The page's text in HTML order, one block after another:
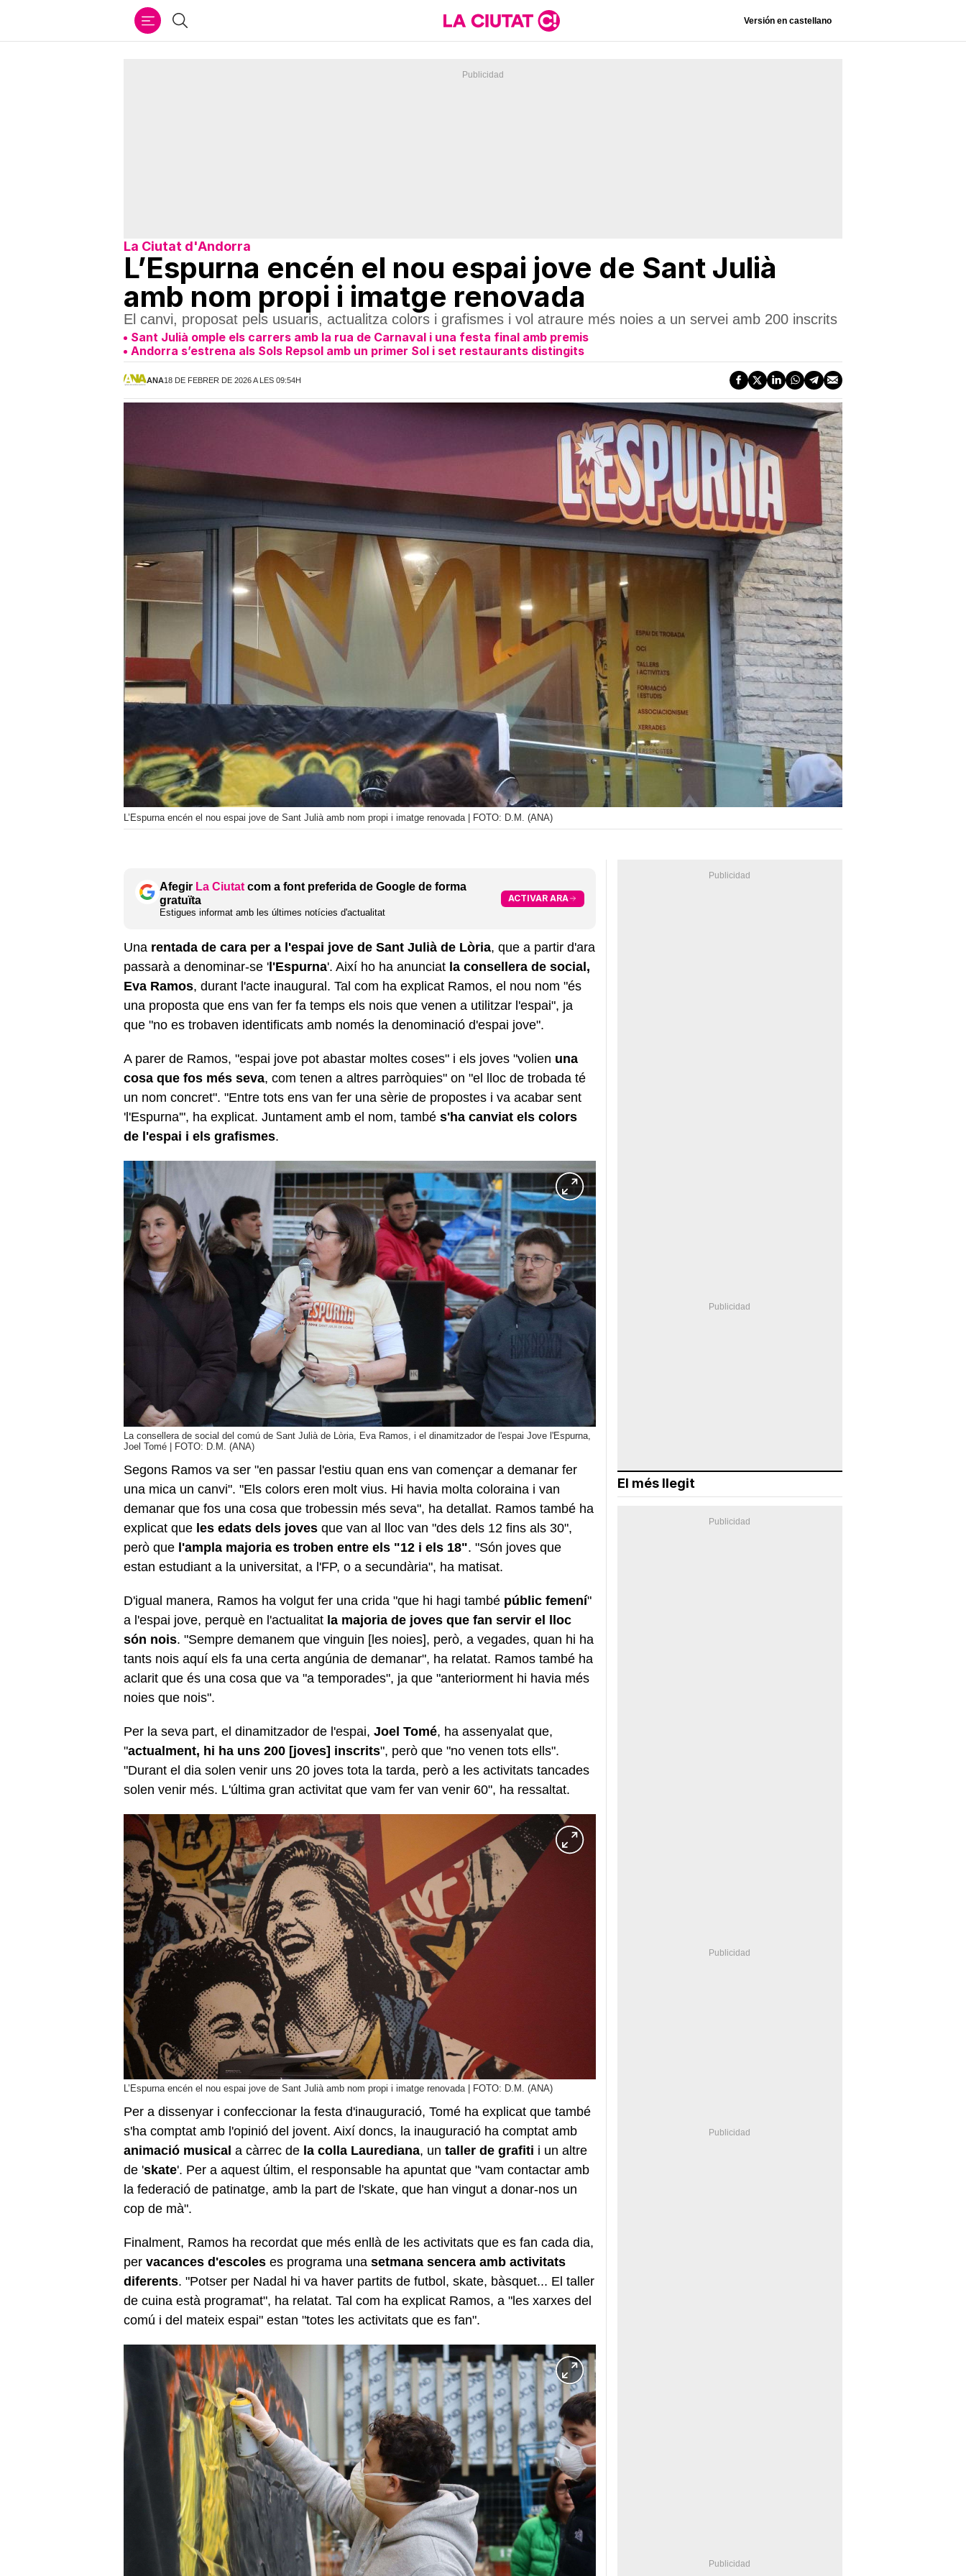
Cercar Versión en castellano
La Ciutat d'Andorra
L’Espurna encén el nou espai jove de Sant Julià
amb nom propi i imatge renovada
El canvi, proposat pels usuaris, actualitza colors i grafismes i vol atraure més noies a un servei amb 200 inscrits
Sant Julià omple els carrers amb la rua de Carnaval i una festa final amb premis
Andorra s’estrena als Sols Repsol amb un primer Sol i set restaurants distingits
ANA18 DE FEBRER DE 2026 A LES 09:54H
L’Espurna encén el nou espai jove de Sant Julià amb nom propi i imatge renovada | FOTO: D.M. (ANA)
Afegir La Ciutat com a font preferida de Google de forma
gratuïta
Estigues informat amb les últimes notícies d'actualitat
ACTIVAR ARA
Una rentada de cara per a l'espai jove de Sant Julià de Lòria, que a partir d'ara
passarà a denominar-se 'l'Espurna'. Així ho ha anunciat la consellera de social,
Eva Ramos, durant l'acte inaugural. Tal com ha explicat Ramos, el nou nom "és
una proposta que ens van fer fa temps els nois que venen a utilitzar l'espai", ja
que "no es trobaven identificats amb només la denominació d'espai jove".
A parer de Ramos, "espai jove pot abastar moltes coses" i els joves "volien una
cosa que fos més seva, com tenen a altres parròquies" on "el lloc de trobada té
un nom concret". "Entre tots ens van fer una sèrie de propostes i va acabar sent
'l'Espurna'", ha explicat. Juntament amb el nom, també s'ha canviat els colors
de l'espai i els grafismes.
La consellera de social del comú de Sant Julià de Lòria, Eva Ramos, i el dinamitzador de l'espai Jove l'Espurna,
Joel Tomé | FOTO: D.M. (ANA)
Segons Ramos va ser "en passar l'estiu quan ens van començar a demanar fer
una mica un canvi". "Els colors eren molt vius. Hi havia molta coloraina i van
demanar que fos una cosa que trobessin més seva", ha detallat. Ramos també ha
explicat que les edats dels joves que van al lloc van "des dels 12 fins als 30",
però que l'ampla majoria es troben entre els "12 i els 18". "Són joves que
estan estudiant a la universitat, a l'FP, o a secundària", ha matisat.
D'igual manera, Ramos ha volgut fer una crida "que hi hagi també públic femení"
a l'espai jove, perquè en l'actualitat la majoria de joves que fan servir el lloc
són nois. "Sempre demanem que vinguin [les noies], però, a vegades, quan hi ha
tants nois aquí els fa una certa angúnia de demanar", ha relatat. Ramos també ha
aclarit que és una cosa que va "a temporades", ja que "anteriorment hi havia més
noies que nois".
Per la seva part, el dinamitzador de l'espai, Joel Tomé, ha assenyalat que,
"actualment, hi ha uns 200 [joves] inscrits", però que "no venen tots ells".
"Durant el dia solen venir uns 20 joves tota la tarda, però a les activitats tancades
solen venir més. L'última gran activitat que vam fer van venir 60", ha ressaltat.
L’Espurna encén el nou espai jove de Sant Julià amb nom propi i imatge renovada | FOTO: D.M. (ANA)
Per a dissenyar i confeccionar la festa d'inauguració, Tomé ha explicat que també
s'ha comptat amb l'opinió del jovent. Així doncs, la inauguració ha comptat amb
animació musical a càrrec de la colla Laurediana, un taller de grafiti i un altre
de 'skate'. Per a aquest últim, el responsable ha apuntat que "vam contactar amb
la federació de patinatge, amb la part de l'skate, que han vingut a donar-nos un
cop de mà".
Finalment, Ramos ha recordat que més enllà de les activitats que es fan cada dia,
per vacances d'escoles es programa una setmana sencera amb activitats
diferents. "Potser per Nadal hi va haver partits de futbol, skate, bàsquet... El taller
de cuina està programat", ha relatat. Tal com ha explicat Ramos, a "les xarxes del
comú i del mateix espai" estan "totes les activitats que es fan".
El més llegit